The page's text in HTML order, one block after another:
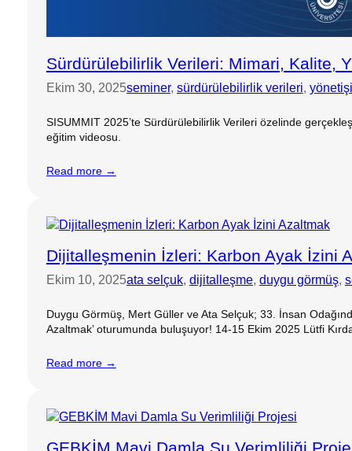
Sürdürülebilirlik Verileri: Mimari, Kalite,
Ekim 30, 2025seminer, sürdürülebilirlik verileri,
SISUMMIT 2025’te Sürdürülebilirlik Verileri özelinde
eğitim videosu.
Read more →
Dijitalleşmenin İzleri: Karbon Ayak İzini
Ekim 10, 2025ata selçuk, dijitalleşme, duygu görmüş,
Duygu Görmüş, Mert Güller ve Ata Selçuk; 33. İnsan
Azaltmak’ oturumunda buluşuyor! 14-15 Ekim 2025 Lütfi
Read more →
GEBKİM Mavi Damla Su Verimliliği